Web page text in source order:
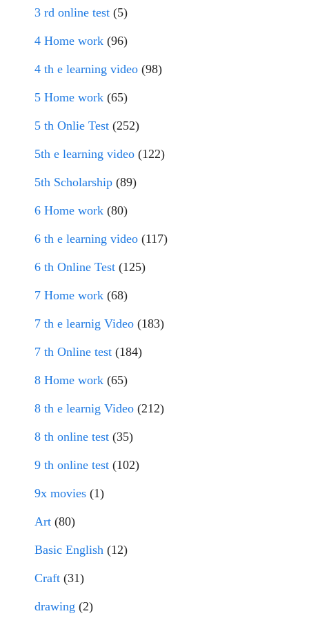
3 rd online test (5)
4 Home work (96)
4 th e learning video (98)
5 Home work (65)
5 th Onlie Test (252)
5th e learning video (122)
5th Scholarship (89)
6 Home work (80)
6 th e learning video (117)
6 th Online Test (125)
7 Home work (68)
7 th e learnig Video (183)
7 th Online test (184)
8 Home work (65)
8 th e learnig Video (212)
8 th online test (35)
9 th online test (102)
9x movies (1)
Art (80)
Basic English (12)
Craft (31)
drawing (2)